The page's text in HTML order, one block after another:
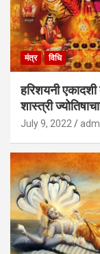
मंत्र विधि
हरिशयनी
शास्त्री
July 9, 2022